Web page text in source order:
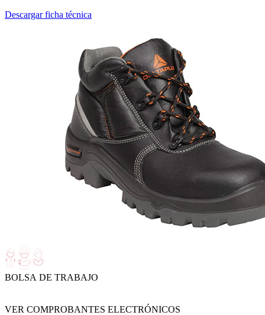
Descargar ficha técnica
BOLSA DE TRABAJO
VER COMPROBANTES ELECTRÓNICOS